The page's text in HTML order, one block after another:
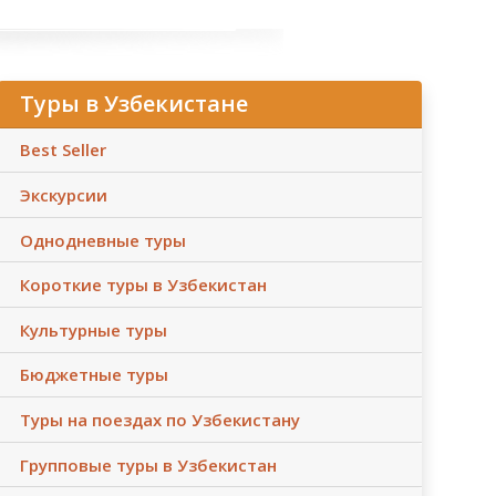
Туры в Узбекистане
Best Seller
Экскурсии
Однодневные туры
Короткие туры в Узбекистан
Культурные туры
Бюджетные туры
Туры на поездах по Узбекистану
Групповые туры в Узбекистан